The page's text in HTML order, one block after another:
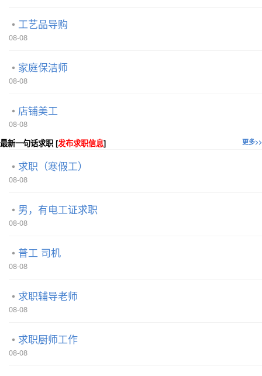
工艺品导购
08-08
家庭保洁师
08-08
店铺美工
08-08
更多>>
最新一句话求职 [发布求职信息]
求职（寒假工）
08-08
男，有电工证求职
08-08
普工 司机
08-08
求职辅导老师
08-08
求职厨师工作
08-08